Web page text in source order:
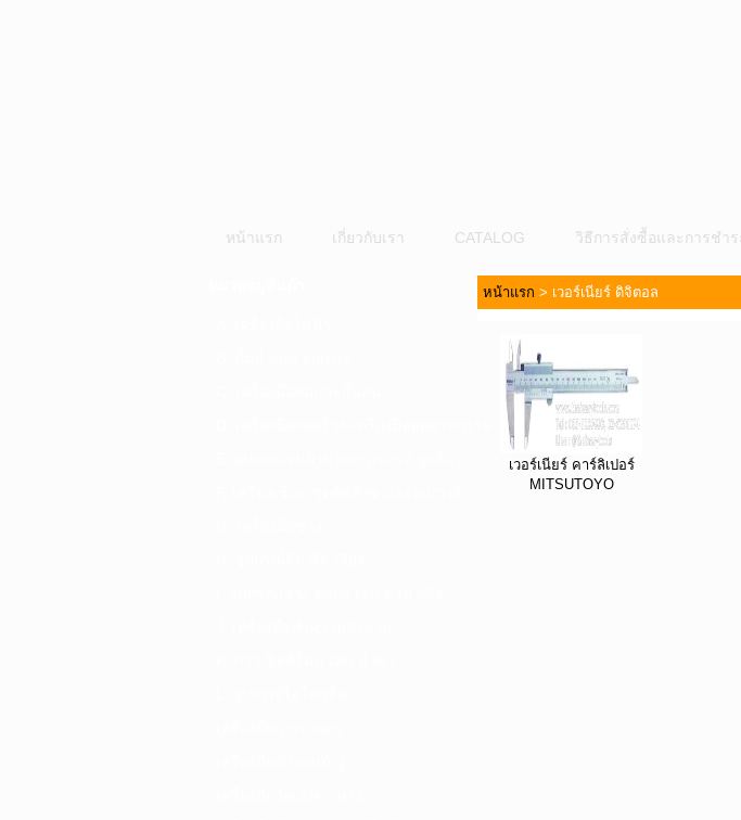
หน้าแรก เกี่ยวกับเรา CATALOG วิธีการสั่งซื้อและการชำร
หน้าแรก > เวอร์เนียร์ ดิจิตอล
เวอร์เนียร์ คาร์ลิเปอร์
MITSUTOYO